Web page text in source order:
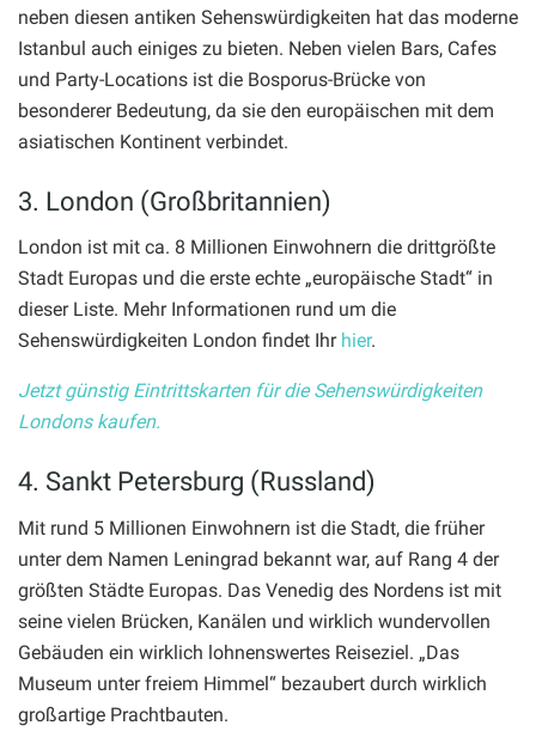
neben diesen antiken Sehenswürdigkeiten hat das moderne
Istanbul auch einiges zu bieten. Neben vielen Bars, Cafes
und Party-Locations ist die Bosporus-Brücke von
besonderer Bedeutung, da sie den europäischen mit dem
asiatischen Kontinent verbindet.
3. London (Großbritannien)
London ist mit ca. 8 Millionen Einwohnern die drittgrößte
Stadt Europas und die erste echte „europäische Stadt“ in
dieser Liste. Mehr Informationen rund um die
Sehenswürdigkeiten London findet Ihr hier.
Jetzt günstig Eintrittskarten für die Sehenswürdigkeiten
Londons kaufen.
4. Sankt Petersburg (Russland)
Mit rund 5 Millionen Einwohnern ist die Stadt, die früher
unter dem Namen Leningrad bekannt war, auf Rang 4 der
größten Städte Europas. Das Venedig des Nordens ist mit
seine vielen Brücken, Kanälen und wirklich wundervollen
Gebäuden ein wirklich lohnenswertes Reiseziel. „Das
Museum unter freiem Himmel“ bezaubert durch wirklich
großartige Prachtbauten.